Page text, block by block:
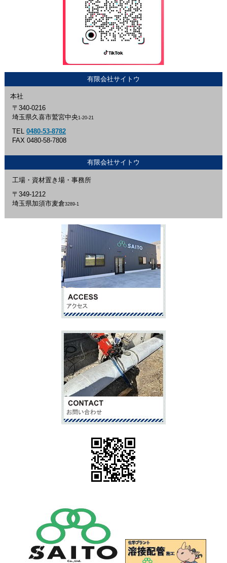
有限会社サイトウ
本社
〒340-0216
埼玉県久喜市鷲宮中央1-20-21
TEL 0480-53-8782
FAX 0480-58-7808
有限会社サイトウ
工場・資材置き場・事務所
〒349-1212
埼玉県加須市麦倉3289-1